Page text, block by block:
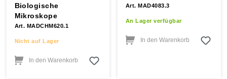
Biologische
Mikroskope
Art. MADCHM620.1
Nicht auf Lager
In den Warenkorb
Art. MAD4083.3
An Lager verfügbar
In den Warenkorb